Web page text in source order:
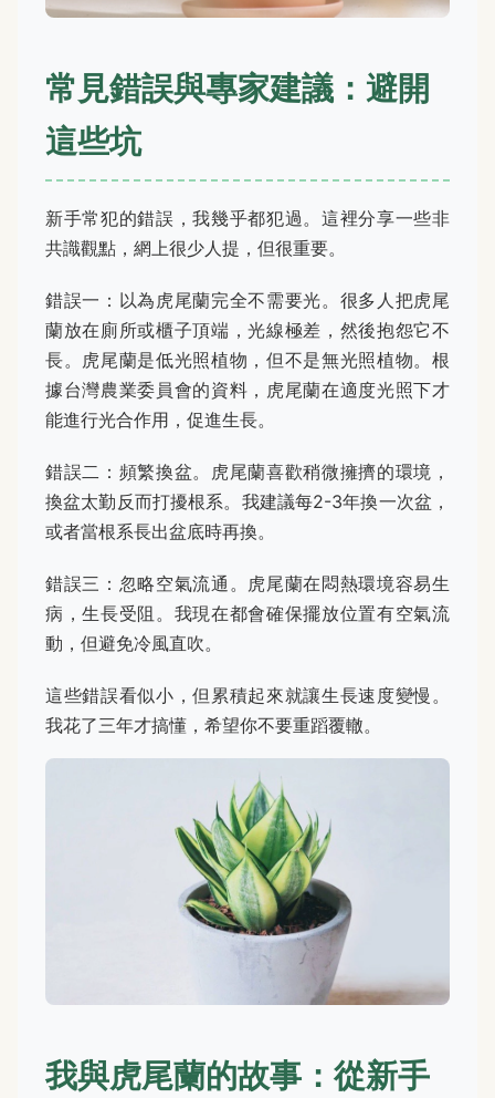
常見錯誤與專家建議：避開
這些坑
新手常犯的錯誤，我幾乎都犯過。這裡分享一些非
共識觀點，網上很少人提，但很重要。
錯誤一：以為虎尾蘭完全不需要光。很多人把虎尾
蘭放在廁所或櫃子頂端，光線極差，然後抱怨它不
長。虎尾蘭是低光照植物，但不是無光照植物。根
據台灣農業委員會的資料，虎尾蘭在適度光照下才
能進行光合作用，促進生長。
錯誤二：頻繁換盆。虎尾蘭喜歡稍微擁擠的環境，
換盆太勤反而打擾根系。我建議每2-3年換一次盆，
或者當根系長出盆底時再換。
錯誤三：忽略空氣流通。虎尾蘭在悶熱環境容易生
病，生長受阻。我現在都會確保擺放位置有空氣流
動，但避免冷風直吹。
這些錯誤看似小，但累積起來就讓生長速度變慢。
我花了三年才搞懂，希望你不要重蹈覆轍。
我與虎尾蘭的故事：從新手